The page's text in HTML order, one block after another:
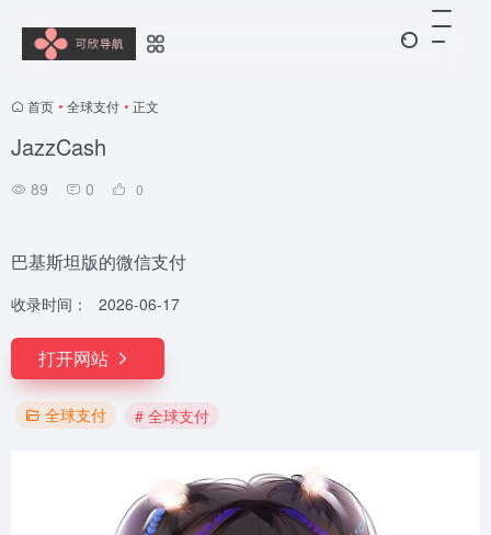
首页 • 全球支付 • 正文
JazzCash
89 0 0
巴基斯坦版的微信支付
收录时间： 2026-06-17
打开网站
全球支付 # 全球支付